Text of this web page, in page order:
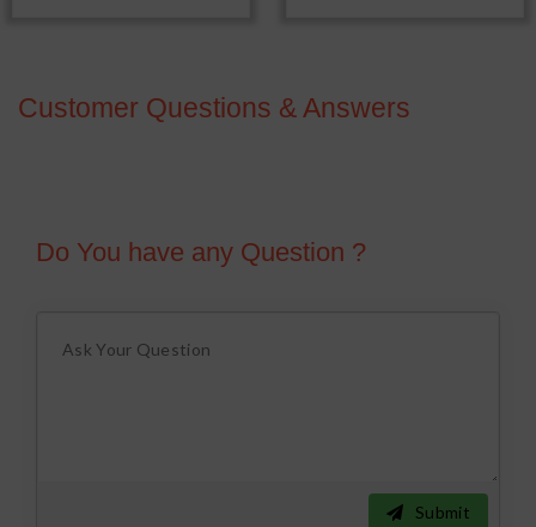
Customer Questions & Answers
Do You have any Question ?
Submit